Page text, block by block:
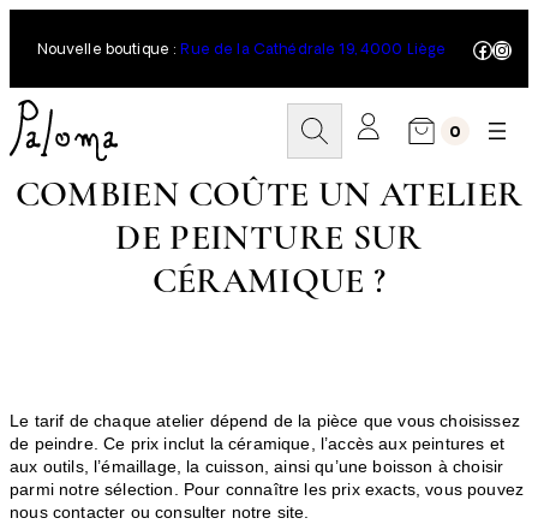
Nouvelle boutique : Rue de la Cathédrale 19, 4000 Liège
c
h
e
r
c
h
e
0
COMBIEN COÛTE UN ATELIER
DE PEINTURE SUR
CÉRAMIQUE ?
Le tarif de chaque atelier dépend de la pièce que vous choisissez
de peindre. Ce prix inclut la céramique, l’accès aux peintures et
aux outils, l’émaillage, la cuisson, ainsi qu’une boisson à choisir
parmi notre sélection. Pour connaître les prix exacts, vous pouvez
nous contacter ou consulter notre site.